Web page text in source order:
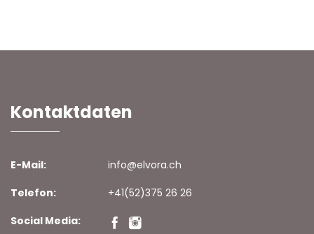
Kontaktdaten
E-Mail:
info@elvora.ch
Telefon:
+41(52)375 26 26
Social Media: